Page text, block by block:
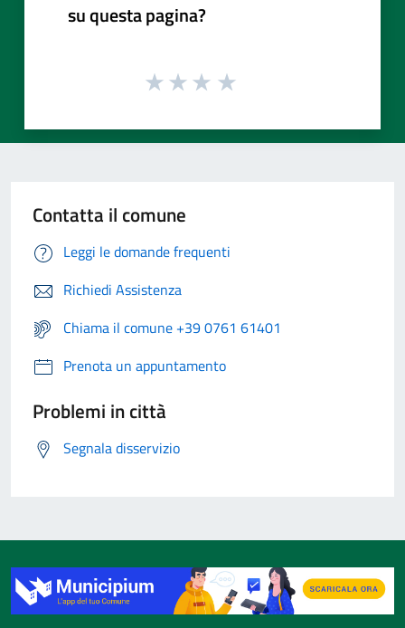
su questa pagina?
Contatta il comune
Leggi le domande frequenti
Richiedi Assistenza
Chiama il comune +39 0761 61401
Prenota un appuntamento
Problemi in città
Segnala disservizio